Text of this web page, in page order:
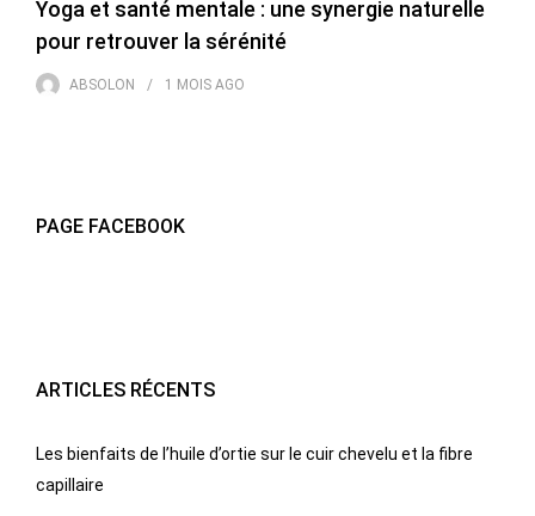
Yoga et santé mentale : une synergie naturelle
pour retrouver la sérénité
ABSOLON 1 MOIS AGO
PAGE FACEBOOK
ARTICLES RÉCENTS
Les bienfaits de l’huile d’ortie sur le cuir chevelu et la fibre
capillaire